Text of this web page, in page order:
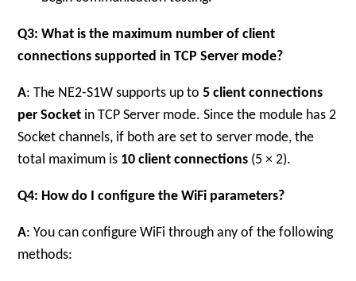
Q3: What is the maximum number of client
connections supported in TCP Server mode?
A: The NE2-S1W supports up to5 client connections
per Socket in TCP Server mode. Since the module has 2
Socket channels, if both are set to server mode, the
total maximum is 10 client connections (5 × 2).
Q4: How do I configure the WiFi parameters?
A: You can configure WiFi through any of the following
methods: